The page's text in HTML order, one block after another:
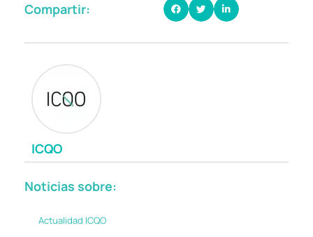
Compartir:
ICQO
Noticias sobre:
Actualidad ICQO